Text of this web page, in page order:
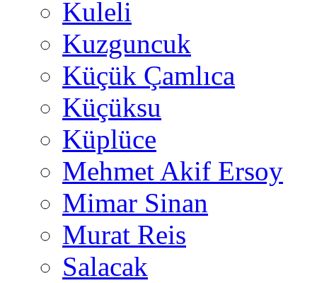
Kuleli
Kuzguncuk
Küçük Çamlıca
Küçüksu
Küplüce
Mehmet Akif Ersoy
Mimar Sinan
Murat Reis
Salacak